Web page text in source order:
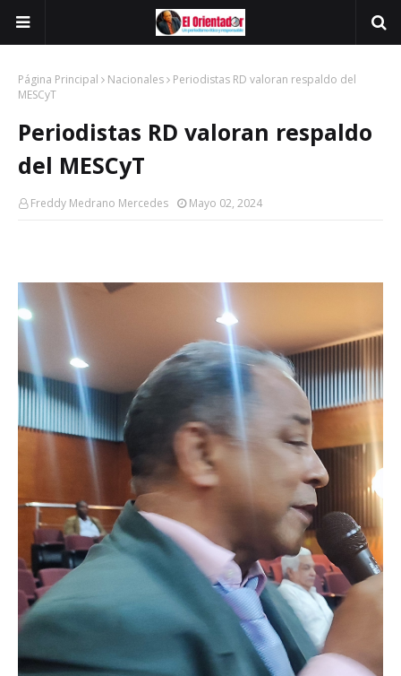
Página Principal Nacionales
Periodistas RD valoran respaldo del
MESCyT
Periodistas RD valoran respaldo
del MESCyT
Freddy Medrano Mercedes Mayo 02, 2024